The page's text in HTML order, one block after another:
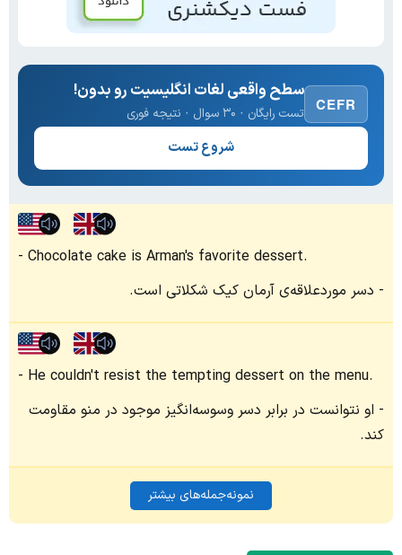
CEFR
سطح واقعی لغات انگلیسیت رو بدون!
تست رایگان · ۳۰ سوال · نتیجه فوری
شروع تست
Chocolate cake is Arman's favorite dessert.
دسر موردعلاقه‌ی آرمان کیک شکلاتی است.
He couldn't resist the tempting dessert on the menu.
او نتوانست در برابر دسر وسوسه‌انگیز موجود در منو مقاومت
کند.
نمونه‌جمله‌های بیشتر